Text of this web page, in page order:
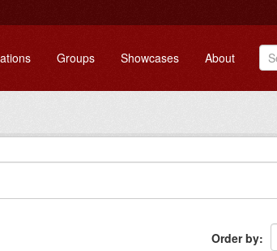
Groups Showcases About
Order by